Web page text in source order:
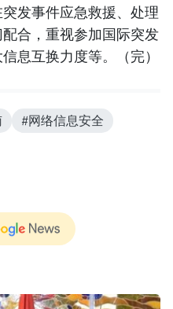
发事件应急救援、处理
合，重视参加国际突发
息互换力度等。（完）
#网络信息安全